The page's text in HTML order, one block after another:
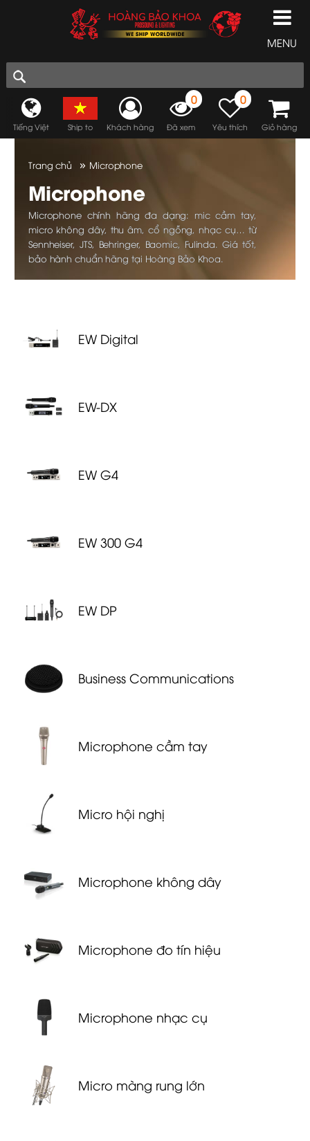
MENU
Tiếng Việt Ship to Khách hàng
0
Đã xem
0
Yêu thích Giỏ hàng
Trang chủ » Microphone
Microphone
Microphone chính hãng đa dạng: mic cầm tay,
micro không dây, thu âm, cổ ngỗng, nhạc cụ… từ
Sennheiser, JTS, Behringer, Baomic, Fulinda. Giá tốt,
bảo hành chuẩn hãng tại Hoàng Bảo Khoa.
EW Digital
EW-DX
EW G4
EW 300 G4
EW DP
Business Communications
Microphone cầm tay
Micro hội nghị
Microphone không dây
Microphone đo tín hiệu
Microphone nhạc cụ
Micro màng rung lớn